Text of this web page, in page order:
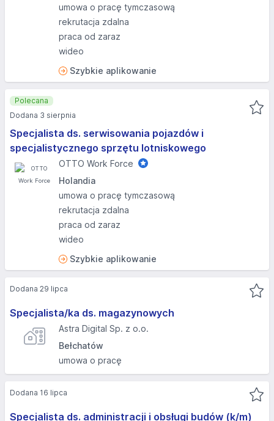
umowa o pracę tymczasową
rekrutacja zdalna
praca od zaraz
wideo
Szybkie aplikowanie
Specjalista ds. serwisowania pojazdów i
specjalistycznego sprzętu lotniskowego
OTTO Work Force
Holandia
umowa o pracę tymczasową
rekrutacja zdalna
praca od zaraz
wideo
Szybkie aplikowanie
Polecana
Dodana 3 sierpnia
Specjalista/ka ds. magazynowych
Astra Digital Sp. z o.o.
Bełchatów
umowa o pracę
Dodana 29 lipca
Specjalista ds. administracji i obsługi budów (k/m)
Dodana 16 lipca